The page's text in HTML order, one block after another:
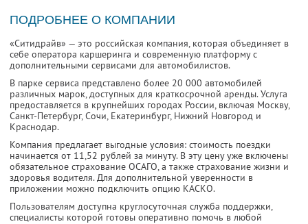
ПОДРОБНЕЕ О КОМПАНИИ
«Ситидрайв» — это российская компания, которая объединяет в
себе оператора каршеринга и современную платформу с
дополнительными сервисами для автомобилистов.
В парке сервиса представлено более 20 000 автомобилей
различных марок, доступных для краткосрочной аренды. Услуга
предоставляется в крупнейших городах России, включая Москву,
Санкт-Петербург, Сочи, Екатеринбург, Нижний Новгород и
Краснодар.
Компания предлагает выгодные условия: стоимость поездки
начинается от 11,52 рублей за минуту. В эту цену уже включены
обязательное страхование ОСАГО, а также страхование жизни и
здоровья водителя. Для дополнительной уверенности в
приложении можно подключить опцию КАСКО.
Пользователям доступна круглосуточная служба поддержки,
специалисты которой готовы оперативно помочь в любой